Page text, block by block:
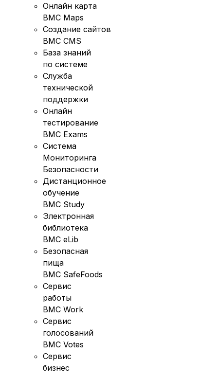
Онлайн карта
BMC Maps
Создание сайтов
BMC CMS
База знаний
по системе
Служба
технической
поддержки
Онлайн
тестирование
BMC Exams
Система
Мониторинга
Безопасности
Дистанционное
обучение
BMC Study
Электронная
библиотека
BMC eLib
Безопасная
пища
BMC SafeFoods
Сервис
работы
BMC Work
Сервис
голосований
BMC Votes
Сервис
бизнес